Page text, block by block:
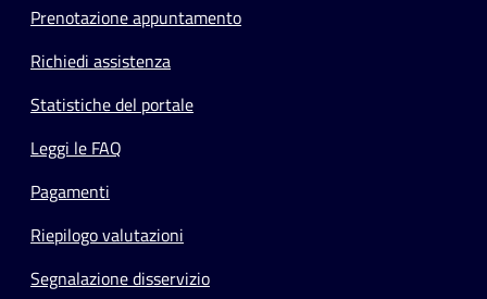
Prenotazione appuntamento
Richiedi assistenza
Statistiche del portale
Leggi le FAQ
Pagamenti
Riepilogo valutazioni
Segnalazione disservizio